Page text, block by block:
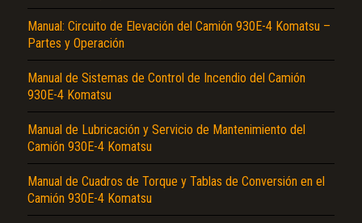
Manual: Circuito de Elevación del Camión 930E-4 Komatsu –
Partes y Operación
Manual de Sistemas de Control de Incendio del Camión
930E-4 Komatsu
Manual de Lubricación y Servicio de Mantenimiento del
Camión 930E-4 Komatsu
Manual de Cuadros de Torque y Tablas de Conversión en el
Camión 930E-4 Komatsu